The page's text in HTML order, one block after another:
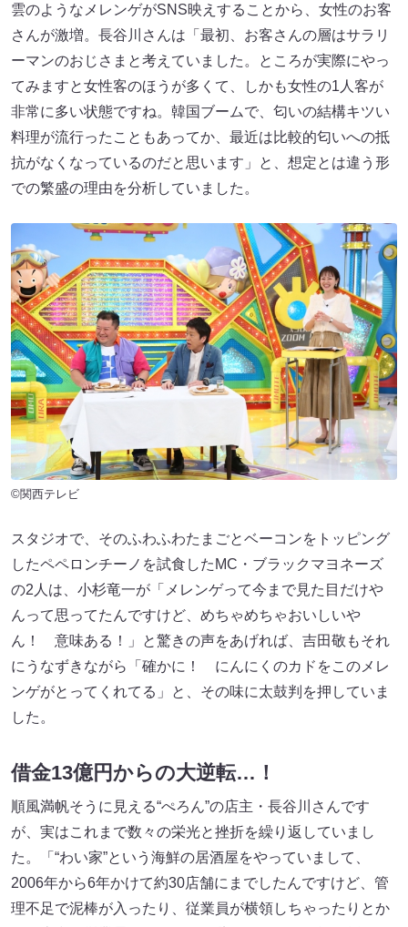
雲のようなメレンゲがSNS映えすることから、女性のお客
さんが激増。長谷川さんは「最初、お客さんの層はサラリ
ーマンのおじさまと考えていました。ところが実際にやっ
てみますと女性客のほうが多くて、しかも女性の1人客が
非常に多い状態ですね。韓国ブームで、匂いの結構キツい
料理が流行ったこともあってか、最近は比較的匂いへの抵
抗がなくなっているのだと思います」と、想定とは違う形
での繁盛の理由を分析していました。
©関西テレビ
スタジオで、そのふわふわたまごとベーコンをトッピング
したペペロンチーノを試食したMC・ブラックマヨネーズ
の2人は、小杉竜一が「メレンゲって今まで見た目だけや
んって思ってたんですけど、めちゃめちゃおいしいや
ん！ 意味ある！」と驚きの声をあげれば、吉田敬もそれ
にうなずきながら「確かに！ にんにくのカドをこのメレ
ンゲがとってくれてる」と、その味に太鼓判を押していま
した。
借金13億円からの大逆転…！
順風満帆そうに見える“ぺろん”の店主・長谷川さんです
が、実はこれまで数々の栄光と挫折を繰り返していまし
た。「“わい家”という海鮮の居酒屋をやっていまして、
2006年から6年かけて約30店舗にまでしたんですけど、管
理不足で泥棒が入ったり、従業員が横領しちゃったりとか